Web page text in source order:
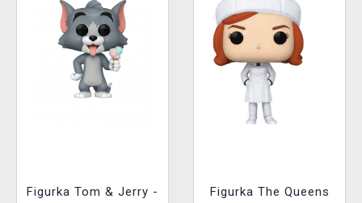
Figurka Tom & Jerry -
Figurka The Queens